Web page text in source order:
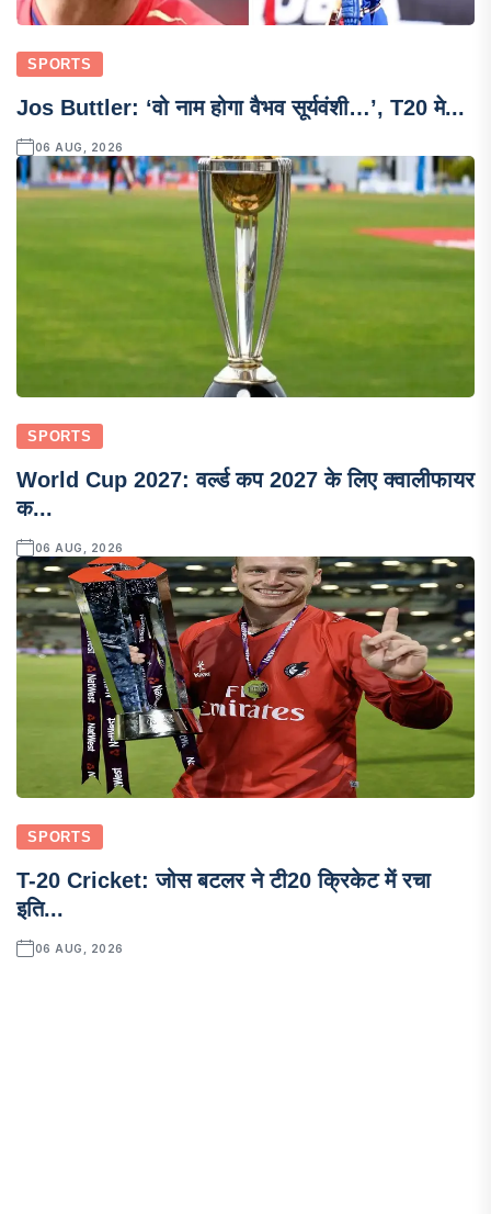
SPORTS
Jos Buttler: ‘वो नाम होगा वैभव सूर्यवंशी…’, T20 मे...
06 AUG, 2026
SPORTS
World Cup 2027: वर्ल्ड कप 2027 के लिए क्वालीफायर
क...
06 AUG, 2026
SPORTS
T-20 Cricket: जोस बटलर ने टी20 क्रिकेट में रचा
इति...
06 AUG, 2026